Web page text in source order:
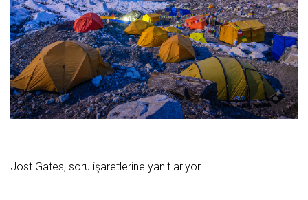
Jost Gates, soru işaretlerine yanıt arıyor.